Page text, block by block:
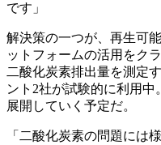
です」
解決策の一つが、再生可
ットフォームの活用をク
二酸化炭素排出量を測定
ント2社が試験的に利用
展開していく予定だ。
「二酸化炭素の問題には